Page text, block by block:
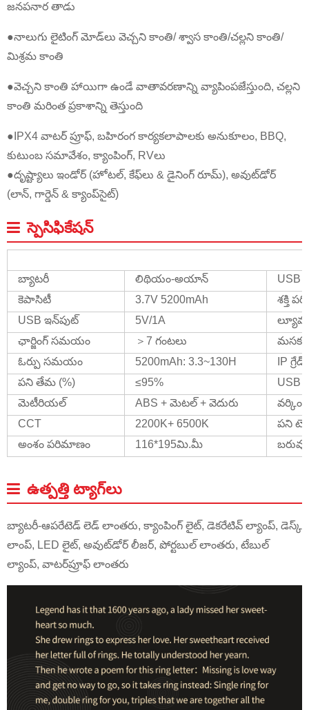
జనపనార తాడు
●నాలుగు లైటింగ్ మోడ్‌లు వెచ్చని కాంతి/ శ్వాస కాంతి/చల్లని కాంతి/
మిశ్రమ కాంతి
●వెచ్చని కాంతి హాయిగా ఉండే వాతావరణాన్ని వ్యాపింపజేస్తుంది, చల్లని
కాంతి మరింత ప్రకాశాన్ని తెస్తుంది
●IPX4 వాటర్ ప్రూఫ్, బహిరంగ కార్యకలాపాలకు అనుకూలం, BBQ,
కుటుంబ సమావేశం, క్యాంపింగ్, RVలు
●దృష్ట్యాలు ఇండోర్ (హోటల్, కేఫ్‌లు & డైనింగ్ రూమ్), అవుట్‌డోర్
(లాన్, గార్డెన్ & క్యాంప్‌సైట్)
స్పెసిఫికేషన్
బ్యాటరీ లిథియం-అయాన్
USB
కెపాసిటీ
3.7V 5200mAh
శక్తి
USB ఇన్‌పుట్
5V/1A
ఛార్జింగ్ సమయం
＞7 గంటలు
ఓర్పు సమయం
5200mAh: 3.3~130H
IP గ్రేడ్
పని తేమ (%)
≤95%
USB
మెటీరియల్
ABS + మెటల్ + వెదురు
CCT
2200K+ 6500K
పని
అంశం పరిమాణం
116*195మి.మీ బరువు
ఉత్పత్తి ట్యాగ్‌లు
బ్యాటరీ-ఆపరేటెడ్ లెడ్ లాంతరు, క్యాంపింగ్ లైట్, డెకరేటివ్ ల్యాంప్, డెస్క్
లాంప్, LED లైట్, అవుట్‌డోర్ లీజర్, పోర్టబుల్ లాంతరు, టేబుల్
ల్యాంప్, వాటర్‌ప్రూఫ్ లాంతరు